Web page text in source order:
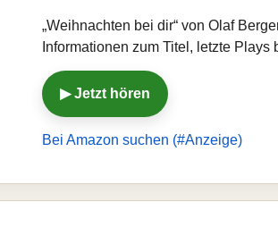
„Weihnachten bei dir“ von Olaf
Informationen zum Titel, letzte
▶ Jetzt hören
Bei Amazon suchen (#Anzeige)